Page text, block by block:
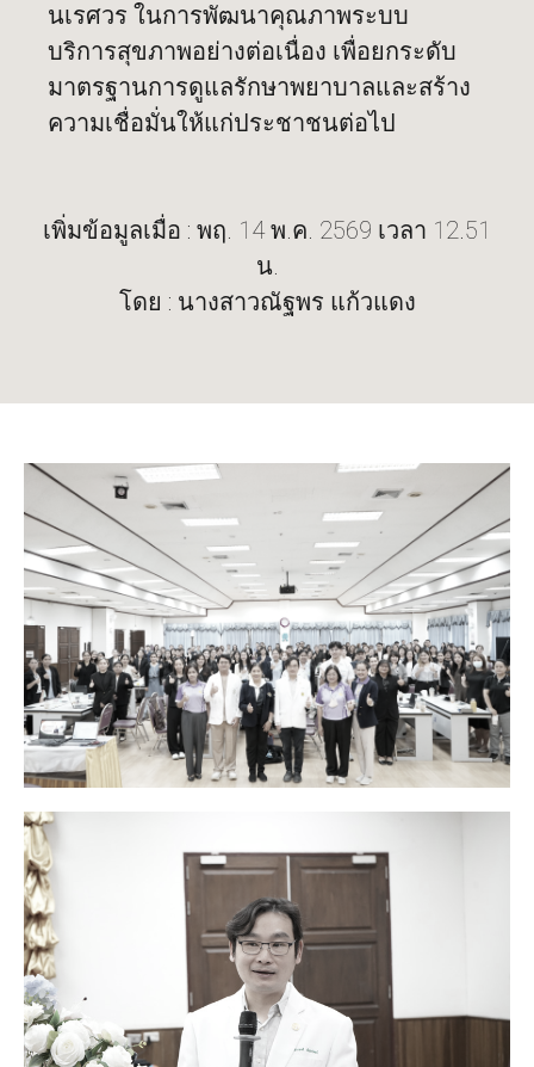
นเรศวร ในการพัฒนาคุณภาพระบบ
บริการสุขภาพอย่างต่อเนื่อง เพื่อยกระดับ
มาตรฐานการดูแลรักษาพยาบาลและสร้าง
ความเชื่อมั่นให้แก่ประชาชนต่อไป
เพิ่มข้อมูลเมื่อ : พฤ. 14 พ.ค. 2569 เวลา 12.51
น.
โดย : นางสาวณัฐพร แก้วแดง